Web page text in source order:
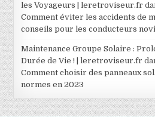
les Voyageurs | leretroviseur.fr
Comment éviter les accidents de
conseils pour les conducteurs
Maintenance Groupe Solaire :
Durée de Vie ! | leretroviseur.fr
Comment choisir des panneaux
normes en 2023